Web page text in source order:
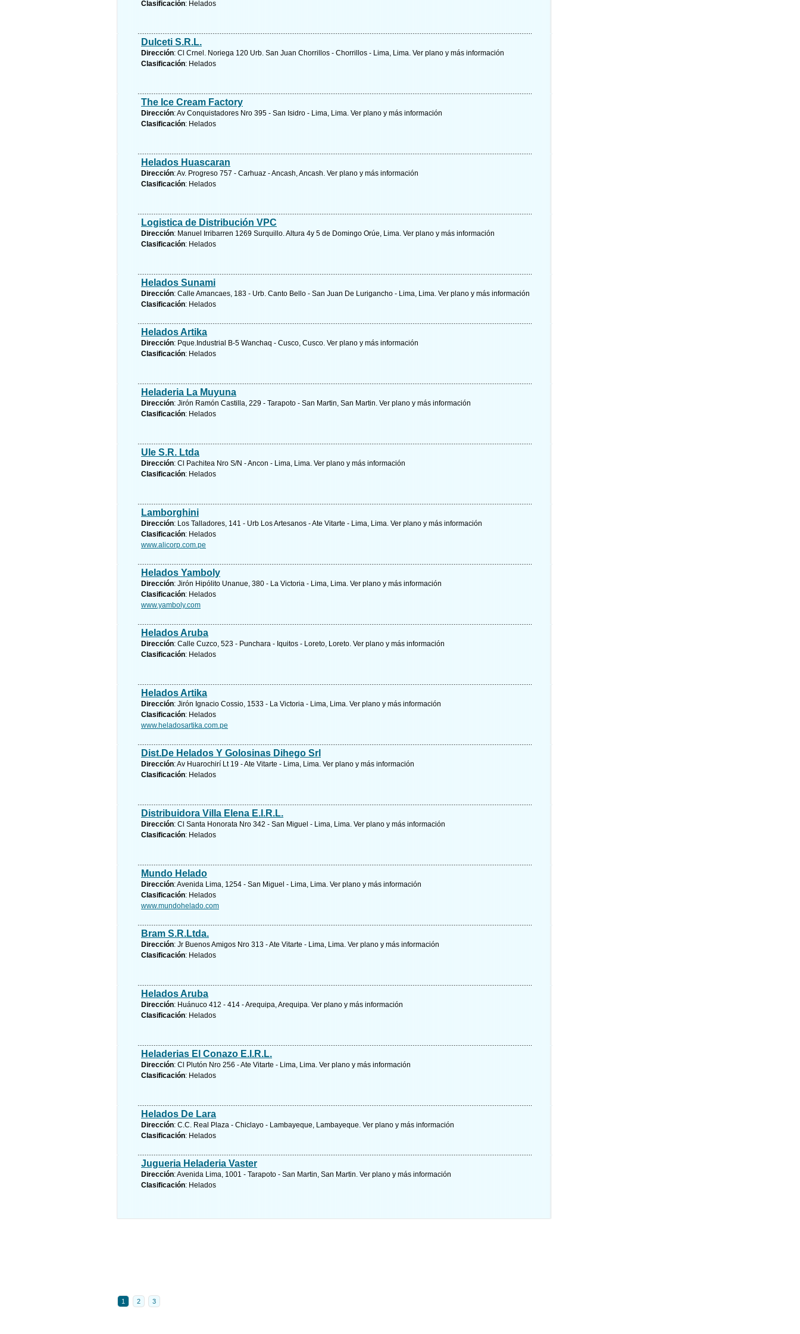
Clasificación: Helados
Dulceti S.R.L.
Dirección: Cl Crnel. Noriega 120 Urb. San Juan Chorrillos - Chorrillos - Lima, Lima. Ver plano y más información
Clasificación: Helados
The Ice Cream Factory
Dirección: Av Conquistadores Nro 395 - San Isidro - Lima, Lima. Ver plano y más información
Clasificación: Helados
Helados Huascaran
Dirección: Av. Progreso 757 - Carhuaz - Ancash, Ancash. Ver plano y más información
Clasificación: Helados
Logistica de Distribución VPC
Dirección: Manuel Irribarren 1269 Surquillo. Altura 4y 5 de Domingo Orúe, Lima. Ver plano y más información
Clasificación: Helados
Helados Sunami
Dirección: Calle Amancaes, 183 - Urb. Canto Bello - San Juan De Lurigancho - Lima, Lima. Ver plano y más información
Clasificación: Helados
Helados Artika
Dirección: Pque.Industrial B-5 Wanchaq - Cusco, Cusco. Ver plano y más información
Clasificación: Helados
Heladeria La Muyuna
Dirección: Jirón Ramón Castilla, 229 - Tarapoto - San Martin, San Martin. Ver plano y más información
Clasificación: Helados
Ule S.R. Ltda
Dirección: Cl Pachitea Nro S/N - Ancon - Lima, Lima. Ver plano y más información
Clasificación: Helados
Lamborghini
Dirección: Los Talladores, 141 - Urb Los Artesanos - Ate Vitarte - Lima, Lima. Ver plano y más información
Clasificación: Helados
www.alicorp.com.pe
Helados Yamboly
Dirección: Jirón Hipólito Unanue, 380 - La Victoria - Lima, Lima. Ver plano y más información
Clasificación: Helados
www.yamboly.com
Helados Aruba
Dirección: Calle Cuzco, 523 - Punchara - Iquitos - Loreto, Loreto. Ver plano y más información
Clasificación: Helados
Helados Artika
Dirección: Jirón Ignacio Cossio, 1533 - La Victoria - Lima, Lima. Ver plano y más información
Clasificación: Helados
www.heladosartika.com.pe
Dist.De Helados Y Golosinas Dihego Srl
Dirección: Av Huarochirí Lt 19 - Ate Vitarte - Lima, Lima. Ver plano y más información
Clasificación: Helados
Distribuidora Villa Elena E.I.R.L.
Dirección: Cl Santa Honorata Nro 342 - San Miguel - Lima, Lima. Ver plano y más información
Clasificación: Helados
Mundo Helado
Dirección: Avenida Lima, 1254 - San Miguel - Lima, Lima. Ver plano y más información
Clasificación: Helados
www.mundohelado.com
Bram S.R.Ltda.
Dirección: Jr Buenos Amigos Nro 313 - Ate Vitarte - Lima, Lima. Ver plano y más información
Clasificación: Helados
Helados Aruba
Dirección: Huánuco 412 - 414 - Arequipa, Arequipa. Ver plano y más información
Clasificación: Helados
Heladerias El Conazo E.I.R.L.
Dirección: Cl Plutón Nro 256 - Ate Vitarte - Lima, Lima. Ver plano y más información
Clasificación: Helados
Helados De Lara
Dirección: C.C. Real Plaza - Chiclayo - Lambayeque, Lambayeque. Ver plano y más información
Clasificación: Helados
Jugueria Heladeria Vaster
Dirección: Avenida Lima, 1001 - Tarapoto - San Martin, San Martin. Ver plano y más información
Clasificación: Helados
1 2 3